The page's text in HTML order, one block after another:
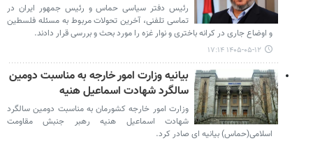
رئیس دفتر سیاسی حماس و رئیس جمهور ایران در
تماسی تلفنی، آخرین تحولات مربوط به مسئله فلسطین
و اوضاع جاری در کرانه باختری و نوار غزه را مورد بحث و بررسی قرار دادند.
۱۴۰۵-۰۵-۱۲ ۱۷:۱۴
بیانیه وزارت امور خارجه به مناسبت دومین
سالگرد شهادت اسماعیل هنیه
وزارت امور خارجه کشورمان به مناسبت دومین سالگرد
شهادت اسماعیل هنیه رهبر جنبش مقاومت
اسلامی(حماس) بیانیه ای صادر کرد.